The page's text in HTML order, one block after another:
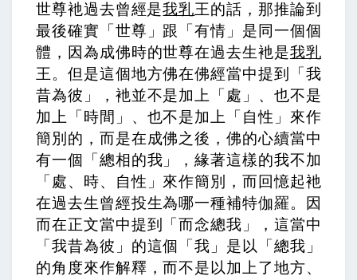
世尊衪過去曾經是我乳王的話，那推論到
最後確實「世尊」跟「有情」是同一個個
體，因為成佛時的世尊在過去生衪是我乳
王。但是這個地方佛在佛經當中提到「我
昔為彼」，衪並不是加上「處」、也不是
加上「時間」、也不是加上「自性」來作
簡別的，而是在成佛之後，佛的心續當中
有一個「總相的我」，緣著這樣的我不加
「處、時、自性」來作簡別，而回憶起衪
在過去生曾經投生為哪一種補特伽羅。因
而在正文當中提到「而念總我」，這當中
「我昔為彼」的這個「我」是以「總我」
的角度來作解釋，而不是以加上了地方、